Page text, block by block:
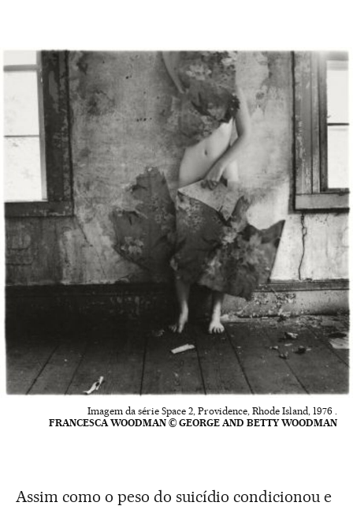
Imagem da série Space 2, Providence, Rhode Island, 1976 .
FRANCESCA WOODMAN © GEORGE AND BETTY WOODMAN
Assim como o peso do suicídio condicionou e